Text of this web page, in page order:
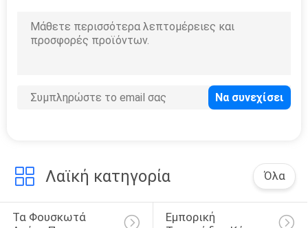
Τα φουσκωτά
269
Λαϊκή κατηγορία Όλα
Τα Φουσκωτά
Εμπορική